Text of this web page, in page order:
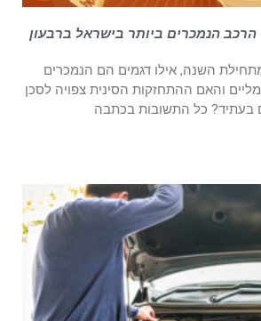
הרכב הנמכרים ביותר בישראל ברבעון
השנה, אילו דגמים הם הנמכרים
והאם ההתחזקות הסינית צפויה לסכן
בעתיד? כל התשובות בכתבה